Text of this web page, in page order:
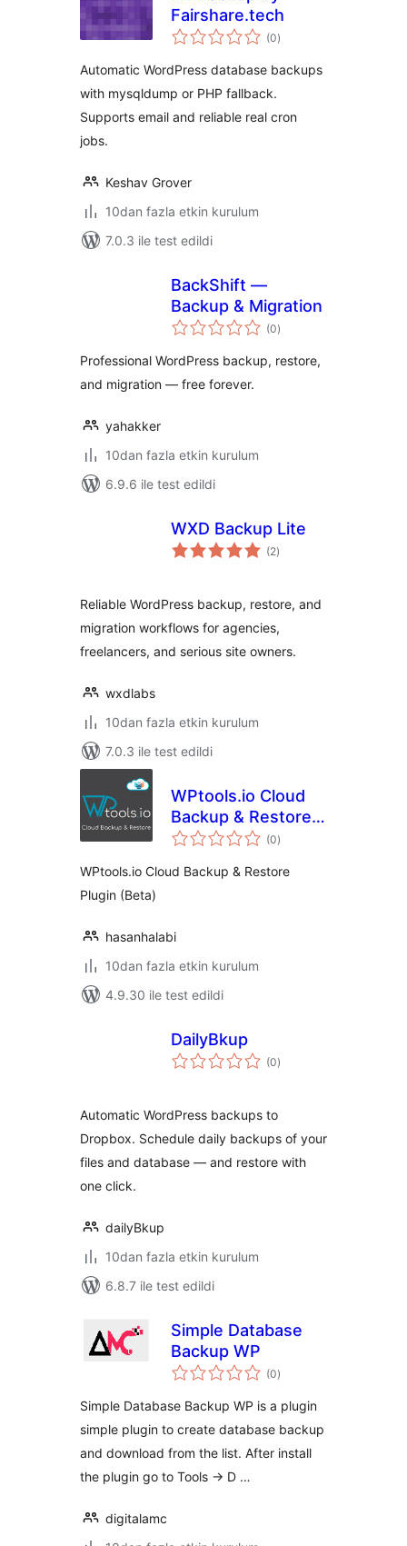
Fairshare.tech
(0toplam
puan
)
Automatic WordPress database backups
with mysqldump or PHP fallback.
Supports email and reliable real cron
jobs.
Keshav Grover
10dan fazla etkin kurulum
7.0.3 ile test edildi
BackShift —
Backup & Migration
(0toplam
puan
)
Professional WordPress backup, restore,
and migration — free forever.
yahakker
10dan fazla etkin kurulum
6.9.6 ile test edildi
WXD Backup Lite
(2toplam
puan
)
Reliable WordPress backup, restore, and
migration workflows for agencies,
freelancers, and serious site owners.
wxdlabs
10dan fazla etkin kurulum
7.0.3 ile test edildi
WPtools.io Cloud
Backup & Restore
Plugin
(0toplam
puan
)
WPtools.io Cloud Backup & Restore
Plugin (Beta)
hasanhalabi
10dan fazla etkin kurulum
4.9.30 ile test edildi
DailyBkup
(0toplam
puan
)
Automatic WordPress backups to
Dropbox. Schedule daily backups of your
files and database — and restore with
one click.
dailyBkup
10dan fazla etkin kurulum
6.8.7 ile test edildi
Simple Database
Backup WP
(0toplam
puan
)
Simple Database Backup WP is a plugin
simple plugin to create database backup
and download from the list. After install
the plugin go to Tools -> D …
digitalamc